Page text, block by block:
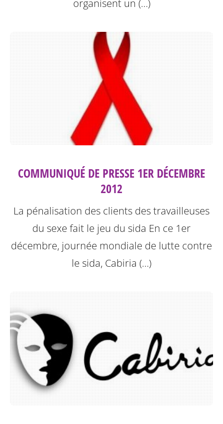
organisent un (…)
COMMUNIQUÉ DE PRESSE 1ER DÉCEMBRE
2012
La pénalisation des clients des travailleuses
du sexe fait le jeu du sida En ce 1er
décembre, journée mondiale de lutte contre
le sida, Cabiria (…)